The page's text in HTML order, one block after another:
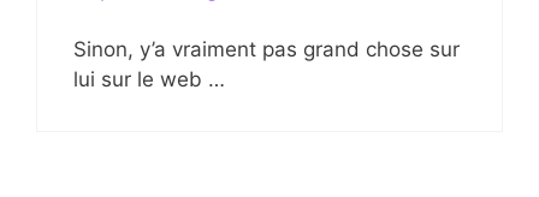
Sinon, y’a vraiment pas grand chose sur
lui sur le web …